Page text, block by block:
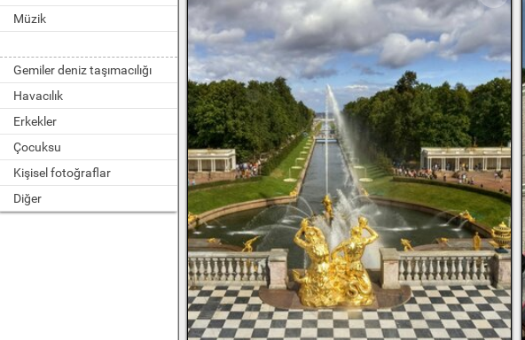
Müzik
Gemiler deniz taşımacılığı
Havacılık
Erkekler
Çocuksu
Kişisel fotoğraflar
Diğer